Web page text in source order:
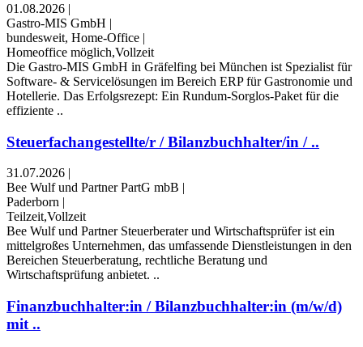
01.08.2026 |
Gastro-MIS GmbH |
bundesweit, Home-Office |
Homeoffice möglich,Vollzeit
Die Gastro-MIS GmbH in Gräfelfing bei München ist Spezialist für
Software- & Servicelösungen im Bereich ERP für Gastronomie und
Hotellerie. Das Erfolgsrezept: Ein Rundum-Sorglos-Paket für die
effiziente ..
Steuerfachangestellte/r / Bilanzbuchhalter/in / ..
31.07.2026 |
Bee Wulf und Partner PartG mbB |
Paderborn |
Teilzeit,Vollzeit
Bee Wulf und Partner Steuerberater und Wirtschaftsprüfer ist ein
mittelgroßes Unternehmen, das umfassende Dienstleistungen in den
Bereichen Steuerberatung, rechtliche Beratung und
Wirtschaftsprüfung anbietet. ..
Finanzbuchhalter:in / Bilanzbuchhalter:in (m/w/d)
mit ..